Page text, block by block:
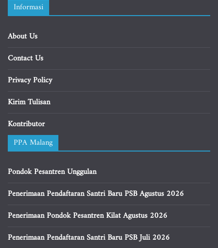
Informasi
About Us
Contact Us
Privacy Policy
Kirim Tulisan
Kontributor
PPA Malang
Pondok Pesantren Unggulan
Penerimaan Pendaftaran Santri Baru PSB Agustus 2026
Penerimaan Pondok Pesantren Kilat Agustus 2026
Penerimaan Pendaftaran Santri Baru PSB Juli 2026